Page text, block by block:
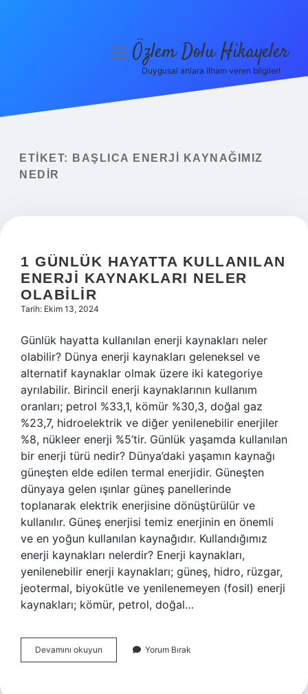
Yasal Uyarı
menüyüÖzlem Dolu Hikayeler
Duygusal anlara ilham veren bilgiler!
ETIKET:
BAŞLICA ENERJI KAYNAĞIMIZ
NEDIR
1 GÜNLÜK HAYATTA KULLANILAN
ENERJI KAYNAKLARI NELER
OLABILIR
Tarih: Ekim 13, 2024
Günlük hayatta kullanılan enerji kaynakları neler
olabilir? Dünya enerji kaynakları geleneksel ve
alternatif kaynaklar olmak üzere iki kategoriye
ayrılabilir. Birincil enerji kaynaklarının kullanım
oranları; petrol %33,1, kömür %30,3, doğal gaz
%23,7, hidroelektrik ve diğer yenilenebilir enerjiler
%8, nükleer enerji %5’tir. Günlük yaşamda kullanılan
bir enerji türü nedir? Dünya’daki yaşamın kaynağı
güneşten elde edilen termal enerjidir. Güneşten
dünyaya gelen ışınlar güneş panellerinde
toplanarak elektrik enerjisine dönüştürülür ve
kullanılır. Güneş enerjisi temiz enerjinin en önemli
ve en yoğun kullanılan kaynağıdır. Kullandığımız
enerji kaynakları nelerdir? Enerji kaynakları,
yenilenebilir enerji kaynakları; güneş, hidro, rüzgar,
jeotermal, biyokütle ve yenilenemeyen (fosil) enerji
kaynakları; kömür, petrol, doğal…
Devamını okuyun
Günlük
Yorum Bırak